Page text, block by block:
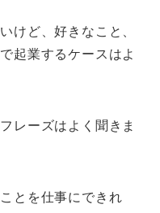
けど、好きなこと、
起業するケースはよ
レーズはよく聞きま
とを仕事にできれ